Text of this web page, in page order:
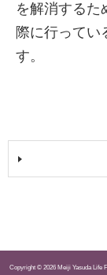
を解消するた
際に行ってい
す。
Copyright © 2026 Meiji Yasuda Life